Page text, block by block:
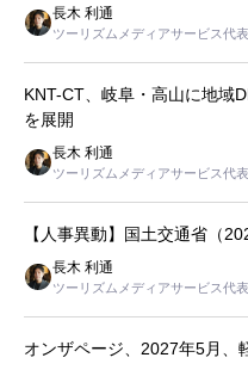
長木 利通
ツーリズムメディアサービス代
KNT-CT、岐阜・高山に地
を展開
長木 利通
ツーリズムメディアサービス代
【人事異動】国土交通省（
長木 利通
ツーリズムメディアサービス代
オンザページ、2027年5月、